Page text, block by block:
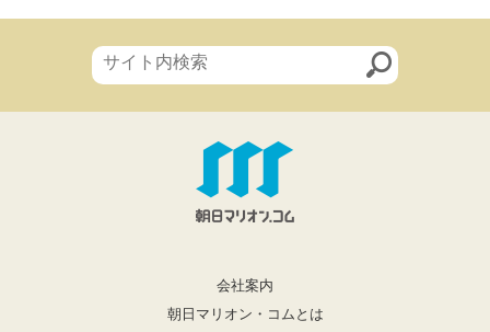
会社案内
朝日マリオン・コムとは